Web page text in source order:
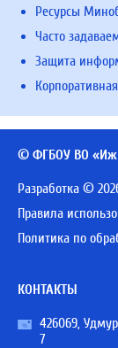
Ресурсы
Часто
Защита
© ФГБОУ ВО
Разработка ©
Правила
Политика по
КОНТАКТЫ
426069,
7